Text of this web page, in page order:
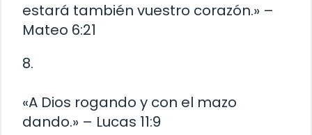
estará también vuestro corazón.» –
Mateo 6:21
8.
«A Dios rogando y con el mazo
dando.» – Lucas 11:9